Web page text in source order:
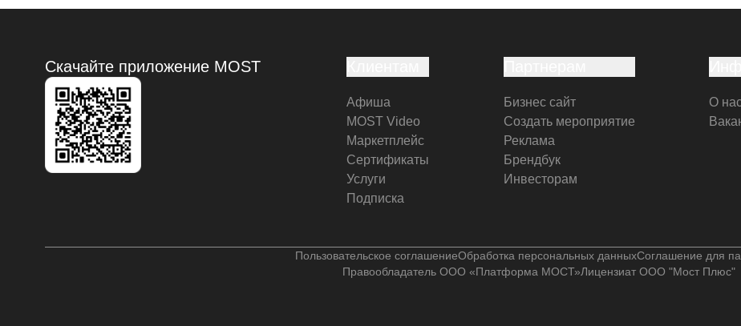
Скачайте приложение MOST
Афиша
MOST Video
Маркетплейс
Сертификаты
Услуги
Подписка
Бизнес сайт
Создать мероприятие
Реклама
Брендбук
Инвесторам
О
Пользовательское соглашениеОбработка персональных данныхСоглашение для
Правообладатель ООО «Платформа МОСТ»Лицензиат ООО "Мост Плюс"